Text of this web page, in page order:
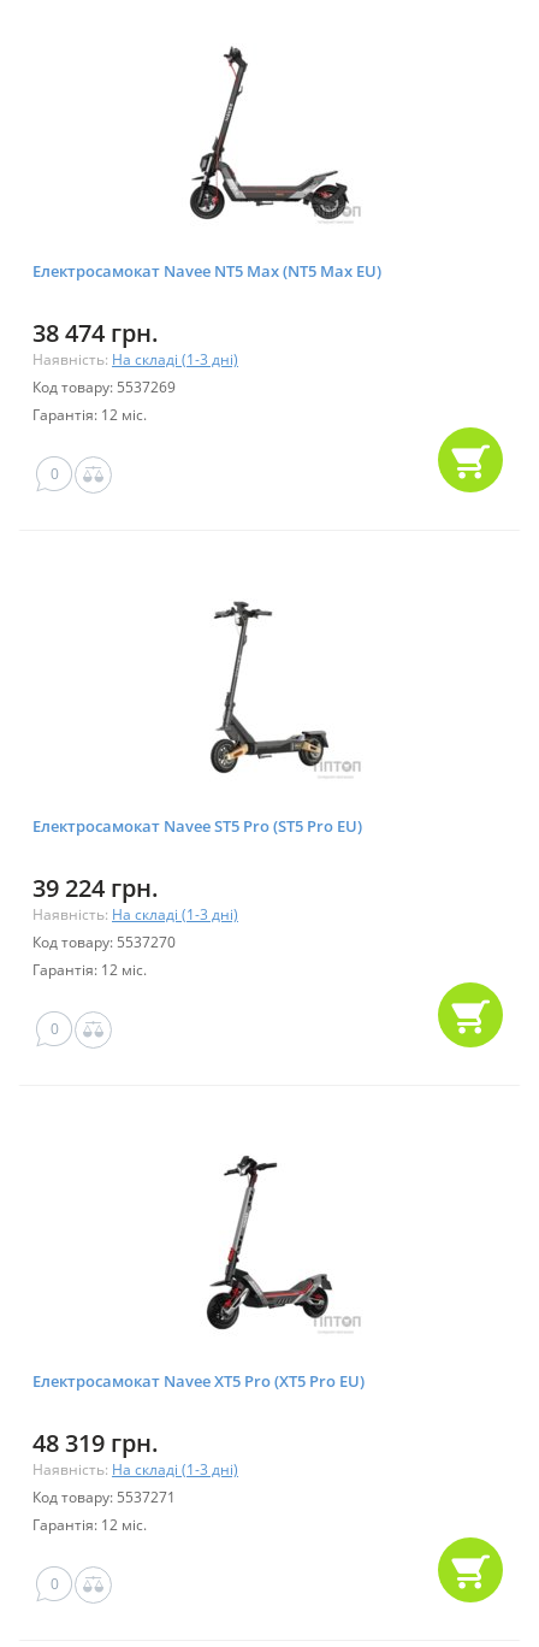
Електросамокат Navee NT5 Max (NT5 Max EU)
38 474 грн.
Наявність: На складі (1-3 дні)
Код товару: 5537269
Гарантія: 12 міс.
0
Електросамокат Navee ST5 Pro (ST5 Pro EU)
39 224 грн.
Наявність: На складі (1-3 дні)
Код товару: 5537270
Гарантія: 12 міс.
0
Електросамокат Navee XT5 Pro (XT5 Pro EU)
48 319 грн.
Наявність: На складі (1-3 дні)
Код товару: 5537271
Гарантія: 12 міс.
0